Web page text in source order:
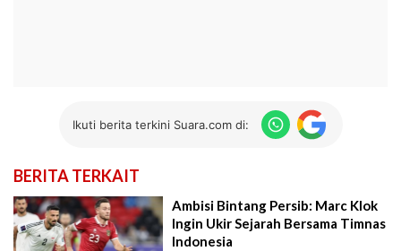
Ikuti berita terkini Suara.com di:
BERITA TERKAIT
Ambisi Bintang Persib: Marc Klok
Ingin Ukir Sejarah Bersama Timnas
Indonesia